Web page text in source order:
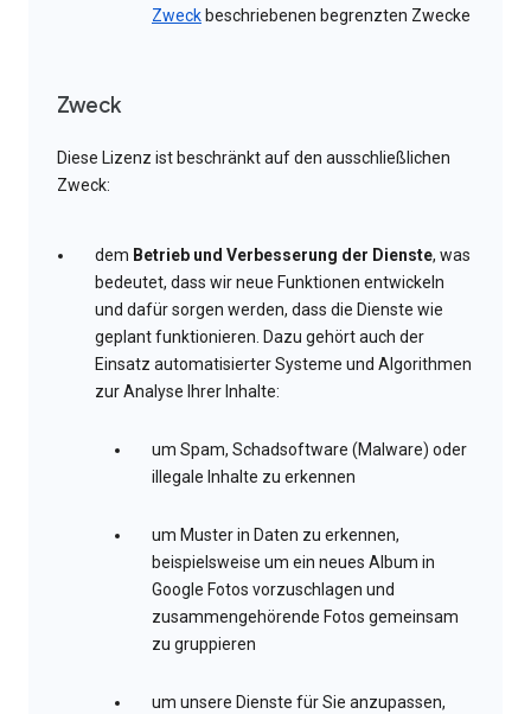
Zweck beschriebenen begrenzten Zwecke
Zweck
Diese Lizenz ist beschränkt auf den ausschließlichen
Zweck:
dem Betrieb und Verbesserung der Dienste, was
bedeutet, dass wir neue Funktionen entwickeln
und dafür sorgen werden, dass die Dienste wie
geplant funktionieren. Dazu gehört auch der
Einsatz automatisierter Systeme und Algorithmen
zur Analyse Ihrer Inhalte:
um Spam, Schadsoftware (Malware) oder
illegale Inhalte zu erkennen
um Muster in Daten zu erkennen,
beispielsweise um ein neues Album in
Google Fotos vorzuschlagen und
zusammengehörende Fotos gemeinsam
zu gruppieren
um unsere Dienste für Sie anzupassen,